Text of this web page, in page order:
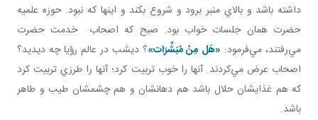
داشته باشد و بالاي منبر برود و شروع بکند و اينها که نبود. حوزه علميه
حضرت همان جلسات خواب بود. صبح که اصحاب خدمت حضرت
مي‌رفتند، مي‌فرمود: «هَل مِنْ مُبَشِّرَات»؟ ديشب در عالم رؤيا چه ديديد؟
اصحاب عرض مي‌کردند. آنها را خوب تربيت کرد؛ آنها را طرزي تربيت کرد
که هم غذايشان حلال باشد هم دهانشان و هم چشمشان طيب و طاهر
باشد.